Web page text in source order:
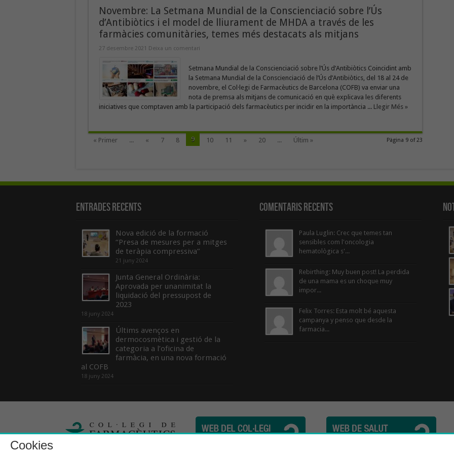
Novembre: La Setmana Mundial de la Conscienciació sobre l’Ús
d’Antibiòtics i el model de lliurament de MHDA a través de les
farmàcies comunitàries, temes més destacats als mitjans
27 desembre 2021 Deixa un comentari
Setmana Mundial de la Conscienciació sobre l’Ús d’Antibiòtics Coincidint amb
la Setmana Mundial de la Conscienciació de l’Ús d’Antibiòtics, del 18 al 24 de
novembre, el Col·legi de Farmacèutics de Barcelona (COFB) va enviar una
nota de premsa als mitjans de comunicació en què explicava les diferents
iniciatives que comptaven amb la participació dels farmacèutics per incidir en la importància ... Llegir Més »
Pàgina 9 of 23
« Primer ... « 7 8 9 10 11 » 20 ... Últim »
Entrades recents
Nova edició de la formació
“Presa de mesures per a mitges
de teràpia compressiva”
21 juny 2024
Junta General Ordinària:
Aprovada per unanimitat la
liquidació del pressupost de
2023
18 juny 2024
Últims avenços en
dermocosmètica i gestió de la
categoria a l’oficina de
farmàcia, en una nova formació
al COFB
18 juny 2024
Comentaris Recents
Paula Luglin: Crec que temes tan
sensibles com l'oncologia
hematològica s'...
Rebirthing: Muy buen post! La perdida
de una mama es un choque muy
impor...
Felix Torres: Esta molt bé aquesta
campanya y penso que desde la
farmacia...
Cookies